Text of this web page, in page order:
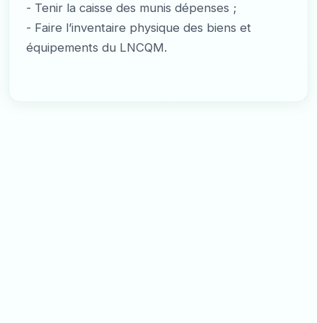
- Tenir la caisse des munis dépenses ;
- Faire l’inventaire physique des biens et
équipements du LNCQM.